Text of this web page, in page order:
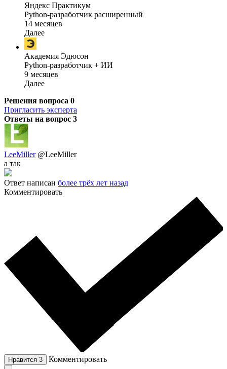
Яндекс Практикум
Python-разработчик расширенный
14 месяцев
Далее
Академия Эдюсон
Python-разработчик + ИИ
9 месяцев
Далее
Решения вопроса 0
Пригласить эксперта
Ответы на вопрос 3
LeeMiller @LeeMiller
а так
Ответ написан более трёх лет назад
Комментировать
Нравится 3 Комментировать